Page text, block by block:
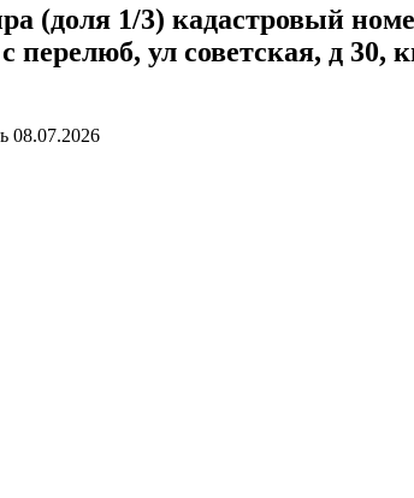
(доля 1/3) кадастровый
перелюб, ул советская, д
08.07.2026